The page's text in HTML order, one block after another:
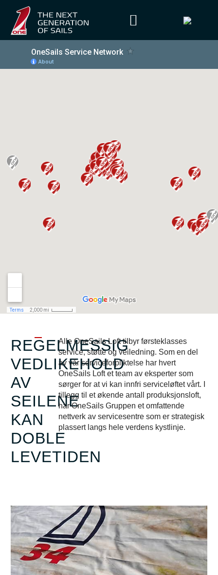
REGELMESSIG
VEDLIKEHOLD
AV
SEILENE
KAN
DOBLE
LEVETIDEN
Alle OneSails Loft tilbyr førsteklasses
service, støtte og veiledning. Som en del
av vår serviceforpliktelse har hvert
OneSails Loft et team av eksperter som
sørger for at vi kan innfri serviceløftet vårt. I
tillegg til et økende antall produksjonsloft,
har OneSails Gruppen et omfattende
nettverk av servicesentre som er strategisk
plassert langs hele verdens kystlinje.